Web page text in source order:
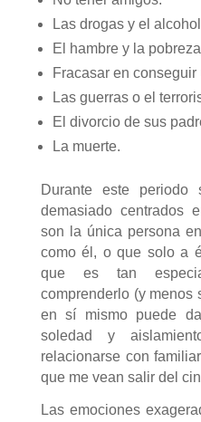
Las drogas y el
El hambre y la
Fracasar en conseguir
Las guerras o el
El divorcio de sus
La muerte.
Durante este periodo
demasiado centrados
son la única persona
como él, o que solo a
que es tan
comprenderlo (y menos
en sí mismo puede
soledad y
relacionarse con
que me vean salir del
Las emociones